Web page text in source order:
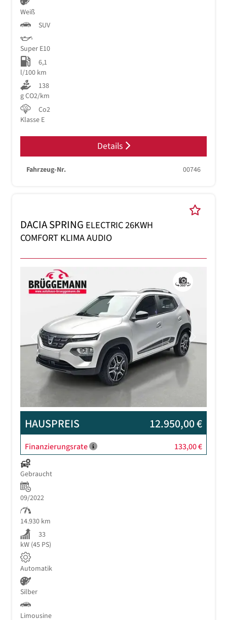
Weiß
SUV
Super E10
6,1
l/100 km
138
g CO2/km
Co2
Klasse E
Details
Fahrzeug-Nr. 00746
DACIA SPRING ELECTRIC 26KWH
COMFORT KLIMA AUDIO
Previous Next
HAUSPREIS 12.950,00 €
Finanzierungsrate 133,00 €
Gebraucht
09/2022
14.930 km
33
kW (45 PS)
Automatik
Silber
Limousine